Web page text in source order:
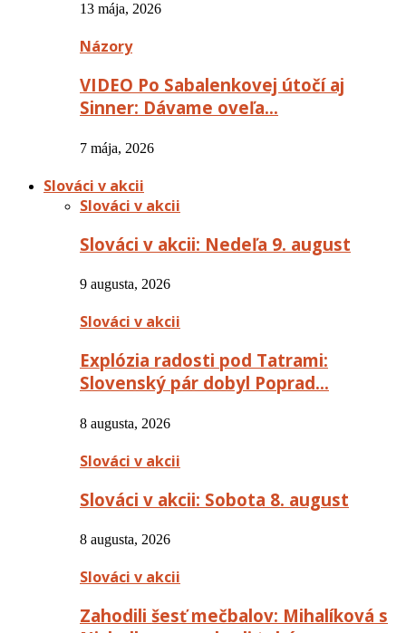
13 mája, 2026
Názory
VIDEO Po Sabalenkovej útočí aj
Sinner: Dávame oveľa…
7 mája, 2026
Slováci v akcii
Slováci v akcii
Slováci v akcii: Nedeľa 9. august
9 augusta, 2026
Slováci v akcii
Explózia radosti pod Tatrami:
Slovenský pár dobyl Poprad…
8 augusta, 2026
Slováci v akcii
Slováci v akcii: Sobota 8. august
8 augusta, 2026
Slováci v akcii
Zahodili šesť mečbalov: Mihalíková s